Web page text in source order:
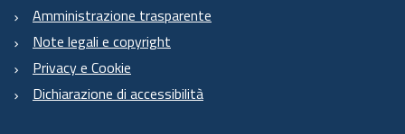
Amministrazione trasparente
Note legali e copyright
Privacy e Cookie
Dichiarazione di accessibilità